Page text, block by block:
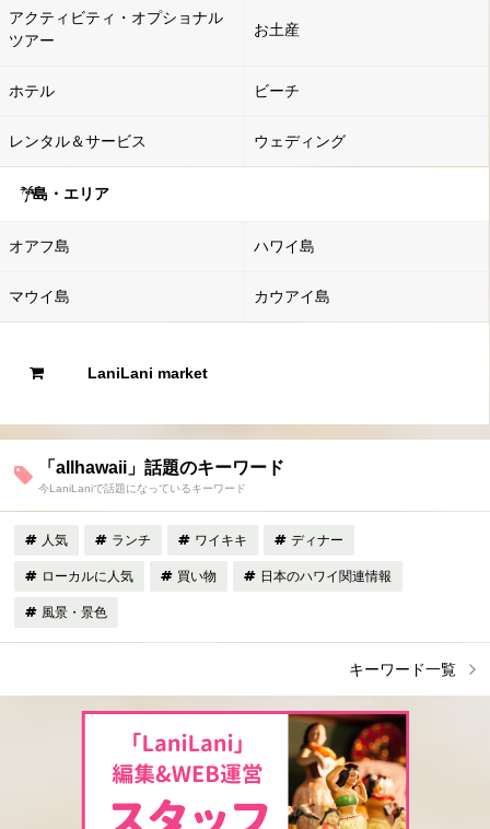
アクティビティ・オプショナル
ツアー
お土産
ホテル ビーチ
レンタル＆サービス ウェディング
島・エリア
オアフ島 ハワイ島
マウイ島 カウアイ島
LaniLani market
「allhawaii」話題のキーワード
今LaniLaniで話題になっているキーワード
人気 ランチ ワイキキ ディナー
ローカルに人気 買い物 日本のハワイ関連情報
風景・景色
キーワード一覧